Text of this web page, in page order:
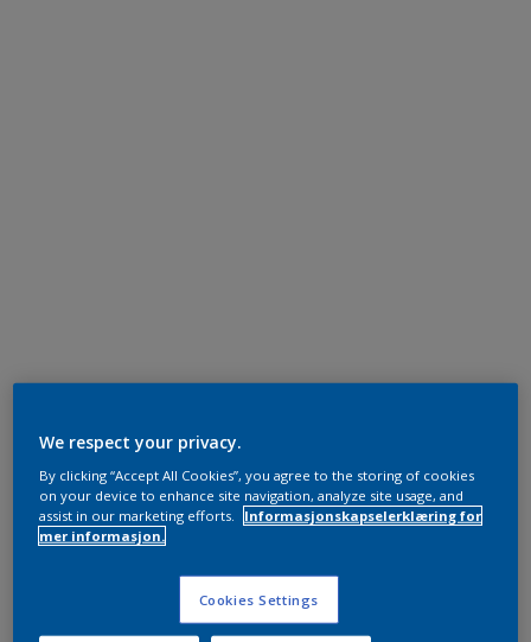
We respect your privacy.
By clicking “Accept All Cookies”, you agree to the storing of cookies
on your device to enhance site navigation, analyze site usage, and
assist in our marketing efforts.
Informasjonskapselerklæring for
mer informasjon.
Cookies Settings